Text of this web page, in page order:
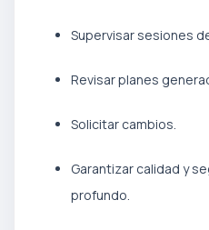
Supervisar sesiones
Revisar planes
Solicitar cambios.
Garantizar calidad y
profundo.